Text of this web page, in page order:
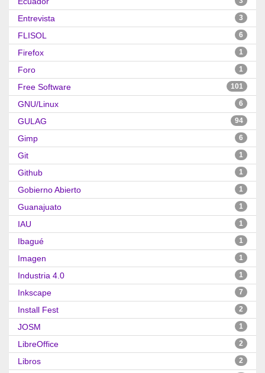
Entrevista 3
FLISOL 6
Firefox 1
Foro 1
Free Software 101
GNU/Linux 6
GULAG 94
Gimp 6
Git 1
Github 1
Gobierno Abierto 1
Guanajuato 1
IAU 1
Ibagué 1
Imagen 1
Industria 4.0 1
Inkscape 7
Install Fest 2
JOSM 1
LibreOffice 2
Libros 2